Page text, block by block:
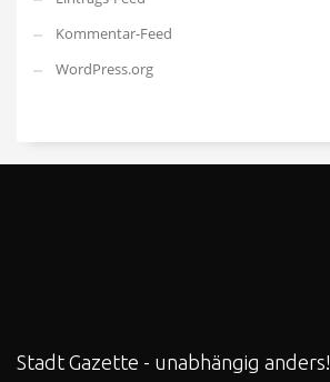
Kommentar-Feed
WordPress.org
Stadt Gazette - unabhängig anders!